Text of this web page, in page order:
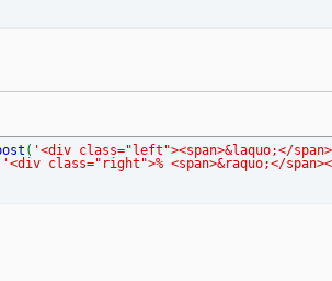
( '<div class="left"><span>&laquo;</
'<div class="right">% <span>&raquo;</